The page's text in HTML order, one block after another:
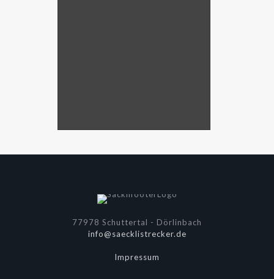
77978 Schuttertal - Dörlinbach
info@saecklistrecker.de
Impressum